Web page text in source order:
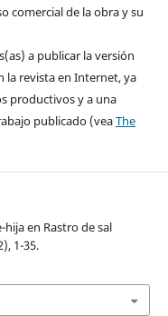
comercial de la obra y su
a publicar la versión
la revista en Internet, ya
productivos y a una
publicado (veaThe
hija en Rastro de sal
1-35.